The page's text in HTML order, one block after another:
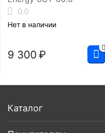
0.0
Нет в наличии
9 300 ₽
Каталог